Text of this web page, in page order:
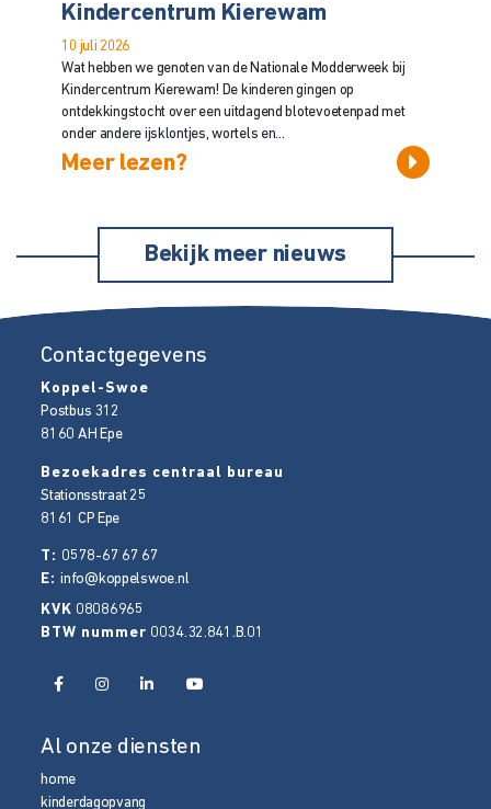
Kindercentrum Kierewam
10 juli 2026
Wat hebben we genoten van de Nationale Modderweek bij
Kindercentrum Kierewam! De kinderen gingen op
ontdekkingstocht over een uitdagend blotevoetenpad met
onder andere ijsklontjes, wortels en...
Meer lezen?
Bekijk meer nieuws
Contactgegevens
Koppel-Swoe
Postbus 312
8160 AH Epe
Bezoekadres centraal bureau
Stationsstraat 25
8161 CP Epe
T: 0578-67 67 67
E:info@koppelswoe.nl
KVK 08086965
BTW nummer 0034.32.841.B.01
Al onze diensten
home
kinderdagopvang